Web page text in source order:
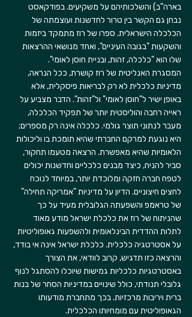
בארה"ב) והשלכותיהם על משקיעים. בפודקאסט
נבחן גם הקשר בין טרור לחדשנות ועוצמתה של
הכלכלה הישראלית. ספרו של רוז מתמקד ביזמות
והשקעות "בגובה העיניים", ואחד מנושאי ההרצאות
שלו הוא "כלכלה, זהות, ובניית חוסן לאומי".
המסגרת האנליטית של רוז קושרת, ככל הנראה,
מדיניות כלכלית לא רק לבריאות פיסקלית, אלא
באופן ישיר ל"חוסן לאומי" ול"זהות". הדבר מצביע על
ראייה רחבה והוליסטית יותר של תפקיד הכלכלה,
מעבר לנתוני תוצר גולמי. כלכלה אינה רק מספרים;
היא נוגעת למרקם החברתי שהיא תומכת בו וליכולות
הלאומיות שהיא מאפשרת. הרצאה מטעמו תחקור,
סביר להניח, כיצד מבנים כלכליים וחדשנות יכולים
לטפח חברה חזקה ומלוכדת יותר, במיוחד לנוכח
לחצים חיצוניים. הדיון על מדיניות "אמריקה תחילה"
של טראמפ והשפעתה הגלובלית מעיד על כך
שהניתוח של רוז את כלכלת ישראל מודע מאוד
לתלות ההדדית הבינלאומית ולהשפעות גאופוליטיות
על אסטרטגיה כלכלית. כלכלת ישראל אינה אי בודד,
והרצאה כזו תדגיש, קרוב לוודאי, את הצורך
באסטרטגיות כלכליות גמישות שיוכלו להסתגל לנוף
גלובלי תנודתי, כולל שינויים במדיניות הסחר של בנות
ברית ויריבות מרכזיות. בכך מתחברת מודעותו
הגאופוליטית עם מומחיותו הכלכלית.